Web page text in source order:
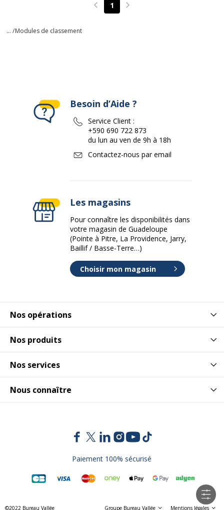
Page précédente
1 Page suivante
... /Modules de classement
Nos opérations
Nos produits
Nos services
Nous connaître
Besoin d’Aide ?
Service Client :
+590 690 722 873
du lun au ven de 9h à 18h
Contactez-nous par email
Les magasins
Pour connaître les disponibilités dans
votre magasin de Guadeloupe
(Pointe à Pitre, La Providence, Jarry,
Baillif / Basse-Terre…)
Choisir mon magasin
Paiement 100% sécurisé
©2022 Bureau Vallée Groupe Bureau Vallée Mentions légales